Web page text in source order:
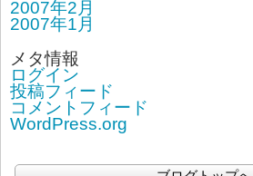
2007年2月
2007年1月
メタ情報
ログイン
投稿フィード
コメントフィード
WordPress.org